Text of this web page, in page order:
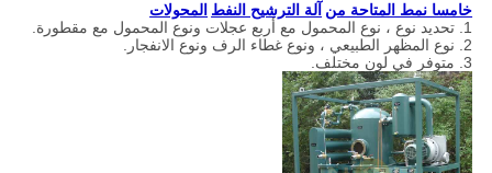
خامسا نمط المتاحة من آلة الترشيح النفط المحولات
1. تحديد نوع ، نوع المحمول مع أربع عجلات ونوع المحمول مع مقطورة.
2. نوع المظهر الطبيعي ، ونوع غطاء الرف ونوع الانفجار.
3. متوفر في لون مختلف.